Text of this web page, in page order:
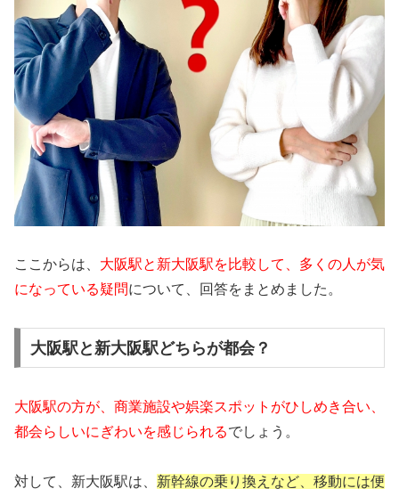
ここからは、 大阪駅と新大阪駅を比較して、多くの人が気
になっている疑問について、回答をまとめました。
大阪駅と新大阪駅どちらが都会？
大阪駅の方が、商業施設や娯楽スポットがひしめき合い、
都会らしいにぎわいを感じられるでしょう。
対して、新大阪駅は、 新幹線の乗り換えなど、移動には便